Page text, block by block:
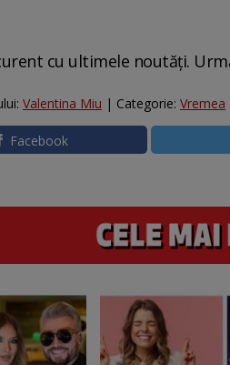
cu ultimele noutăți.
Valentina Miu | Categorie: Vremea
Facebook